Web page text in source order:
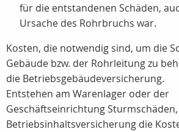
für die entstandenen Schäden,
Ursache des Rohrbruchs war.
Kosten, die notwendig sind, um die
Gebäude bzw. der Rohrleitung zu
die Betriebsgebäudeversicherung.
Entstehen am Warenlager oder der
Geschäftseinrichtung
Betriebsinhaltsversicherung die